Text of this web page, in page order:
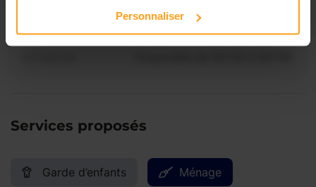
Personnaliser
Disponible de 00:00 à 00:00
Services proposés
Garde d’enfants Ménage